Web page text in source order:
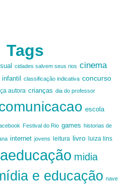
Tags
cidades salvem seus rios cinema
classificação indicativa concurso
autora crianças dia do professor
escola
Festival do Rio games historias de
internet jovens leitura livro luiza lins
midia
e educação nave